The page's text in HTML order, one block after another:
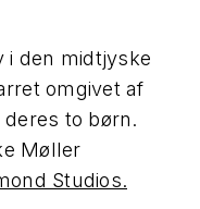
i den midtjyske
omgivet af
to børn.
Møller
Studios.